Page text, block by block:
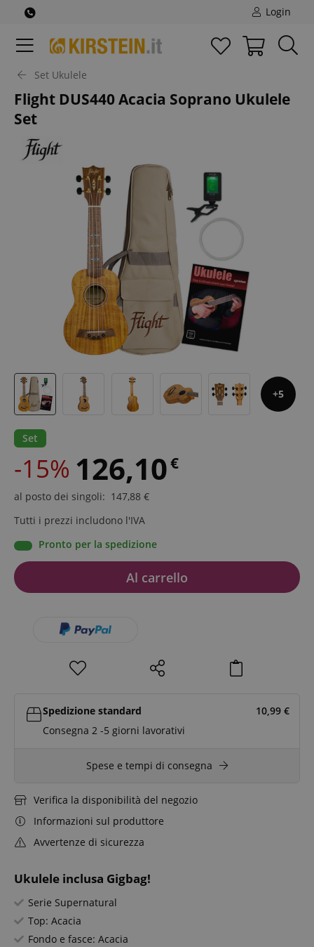
Login
Set Ukulele
Flight DUS440 Acacia Soprano Ukulele
Set
5
Ukulele inclusa Gigbag!
Serie Supernatural
Top: Acacia
Fondo e fasce: Acacia
Set
-15% 126,10€
al posto dei singoli: 147,88 €
Tutti i prezzi includono l'IVA
Pronto per la spedizione
Al carrello
Spedizione standard 10,99 €
Consegna 2 -5 giorni lavorativi
Spese e tempi di consegna
Verifica la disponibilità del negozio
Informazioni sul produttore
Avvertenze di sicurezza